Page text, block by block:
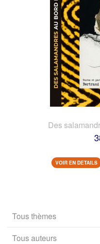
Des
VOIR EN DETAILS